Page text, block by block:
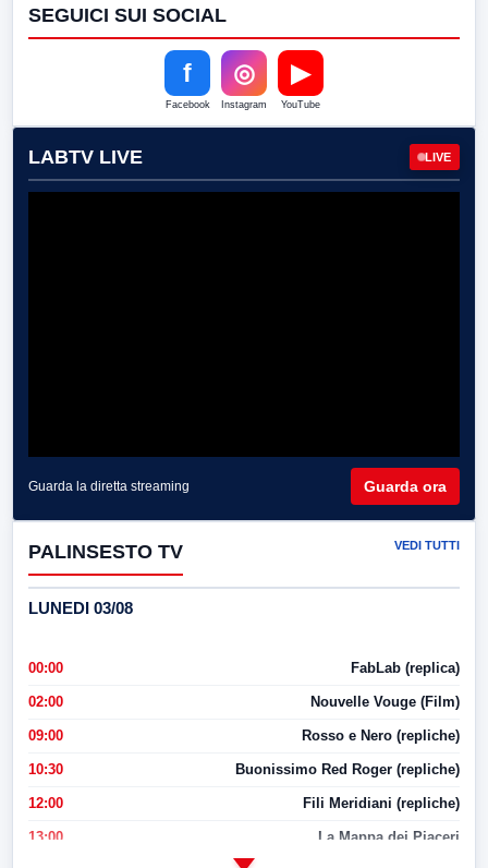
SEGUICI SUI SOCIAL
f
Facebook
◎
Instagram
▶
YouTube
LABTV LIVE LIVE
Guarda la diretta streaming Guarda ora
PALINSESTO TV VEDI TUTTI
LUNEDI 03/08
00:00 FabLab (replica)
02:00 Nouvelle Vouge (Film)
09:00 Rosso e Nero (repliche)
10:30 Buonissimo Red Roger (repliche)
12:00 Fili Meridiani (repliche)
13:00 La Mappa dei Piaceri